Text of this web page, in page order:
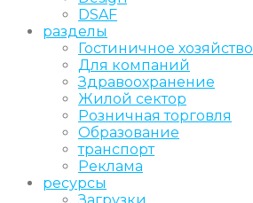
DSAF
pазделы
Гостиничное хозяйство
Для компаний
Здравоохранение
Жилой сектор
Розничная торговля
Образование
транспорт
Реклама
ресурсы
Загрузки